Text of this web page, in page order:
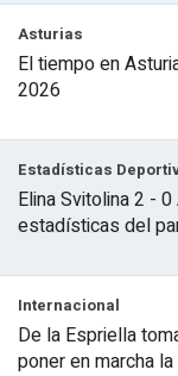
Asturias
El tiempo en
2026
Estadísticas
Elina Svitolina 2 -
estadísticas del
Internacional
De la Espriella
poner en marcha